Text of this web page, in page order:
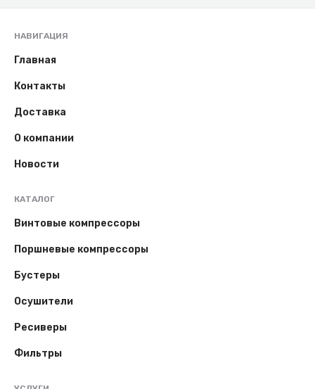
НАВИГАЦИЯ
Главная
Контакты
Доставка
О компании
Новости
КАТАЛОГ
Винтовые компрессоры
Поршневые компрессоры
Бустеры
Осушители
Ресиверы
Фильтры